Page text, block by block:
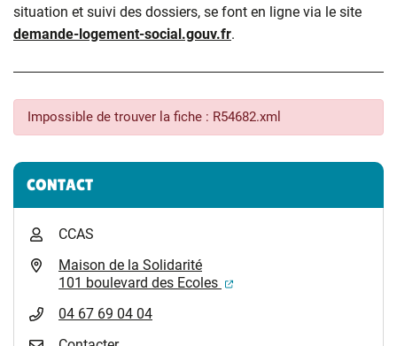
situation et suivi des dossiers, se font en ligne via le site
demande-logement-social.gouv.fr.
Impossible de trouver la fiche : R54682.xml
Informations complémentaires
CONTACT
CCAS
Maison de la Solidarité
101 boulevard des Ecoles
(ouverture dans un
04 67 69 04 04